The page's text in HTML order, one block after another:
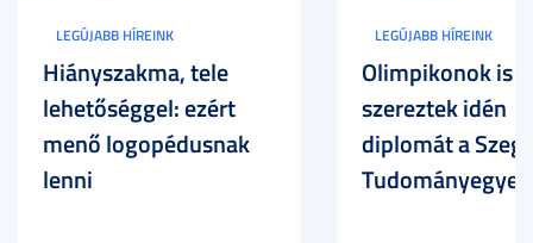
LEGÚJABB HÍREINK
Hiányszakma, tele
lehetőséggel: ezért
menő logopédusnak
lenni
LEGÚJABB HÍREINK
Olimpikonok is
szereztek idén
diplomát a